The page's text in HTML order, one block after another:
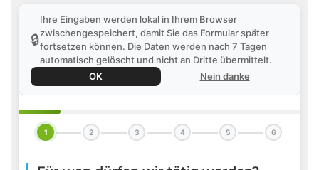
🔒
Ihre Eingaben werden lokal in Ihrem Browser
zwischengespeichert, damit Sie das Formular später
fortsetzen können. Die Daten werden nach 7 Tagen
automatisch gelöscht und nicht an Dritte übermittelt.
OK
Nein danke
1 2 3 4 5 6